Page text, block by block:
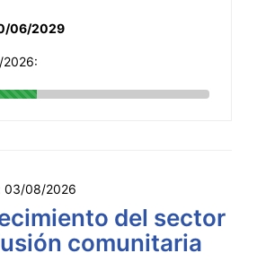
06/2029
03/08/2026
del sector
comunitaria